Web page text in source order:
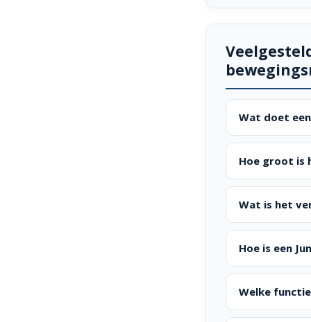
Wat doet
Hoe groot is
Wat is het
Hoe is een
Welke